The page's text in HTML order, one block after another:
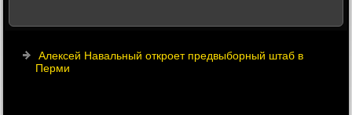
Алексей Навальный откроет предвыборный штаб в
Перми